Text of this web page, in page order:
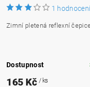
1 hodnocení
Zimní pletená reflexní
Dostupnost
165 Kč / ks